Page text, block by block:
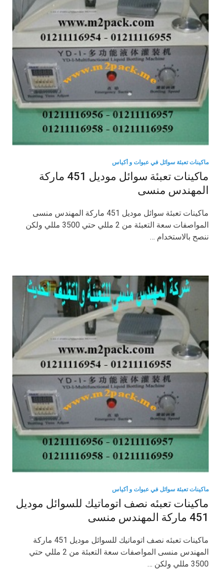
ماكينات تعبئة سوائل في عبوات و أكياس
ماكينات تعبئة سوائل موديل 451 ماركة
المهندس منسى
ماكينات تعبئة سوائل موديل 451 ماركة المهندس منسى
المواصفات سعة التعبئة من 2 مللي حتي 3500 مللي ولكن
ننصح بالاستخدام …
ماكينات تعبئة سوائل في عبوات و أكياس
ماكينات تعبئه نصف اتوماتيك للسوائل موديل
451 ماركة المهندس منسى
ماكينات تعبئه نصف اتوماتيك للسوائل موديل 451 ماركة
المهندس منسى المواصفات سعة التعبئة من 2 مللي حتي
3500 مللي ولكن …